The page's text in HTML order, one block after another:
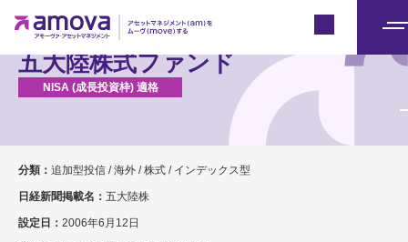
ニ
五大陸株式ファンド
分類： 追加型投信 / 海外 / 株式 / インデックス型
日経新聞掲載名： 五大陸株
設定日： 2006年6月12日